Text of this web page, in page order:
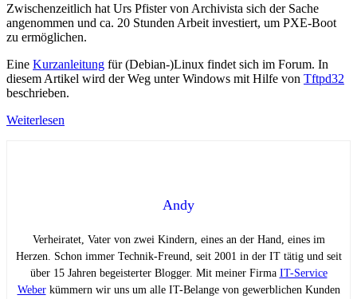
Zwischenzeitlich hat Urs Pfister von Archivista sich der Sache
angenommen und ca. 20 Stunden Arbeit investiert, um PXE-Boot
zu ermöglichen.
Eine Kurzanleitung für (Debian-)Linux findet sich im Forum. In
diesem Artikel wird der Weg unter Windows mit Hilfe von Tftpd32
beschrieben.
Weiterlesen
Andy
Verheiratet, Vater von zwei Kindern, eines an der Hand, eines im
Herzen. Schon immer Technik-Freund, seit 2001 in der IT tätig und seit
über 15 Jahren begeisterter Blogger. Mit meiner Firma IT-Service
Weberkümmern wir uns um alle IT-Belange von gewerblichen Kunden